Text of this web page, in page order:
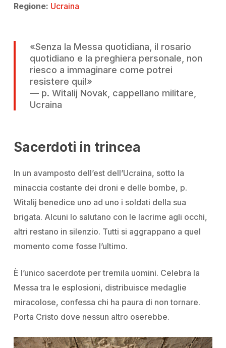
Regione: Ucraina
«Senza la Messa quotidiana, il rosario
quotidiano e la preghiera personale, non
riesco a immaginare come potrei
resistere qui!»
— p. Witalij Novak, cappellano militare,
Ucraina
Sacerdoti in trincea
In un avamposto dell’est dell’Ucraina, sotto la
minaccia costante dei droni e delle bombe, p.
Witalij benedice uno ad uno i soldati della sua
brigata. Alcuni lo salutano con le lacrime agli occhi,
altri restano in silenzio. Tutti si aggrappano a quel
momento come fosse l’ultimo.
È l’unico sacerdote per tremila uomini. Celebra la
Messa tra le esplosioni, distribuisce medaglie
miracolose, confessa chi ha paura di non tornare.
Porta Cristo dove nessun altro oserebbe.